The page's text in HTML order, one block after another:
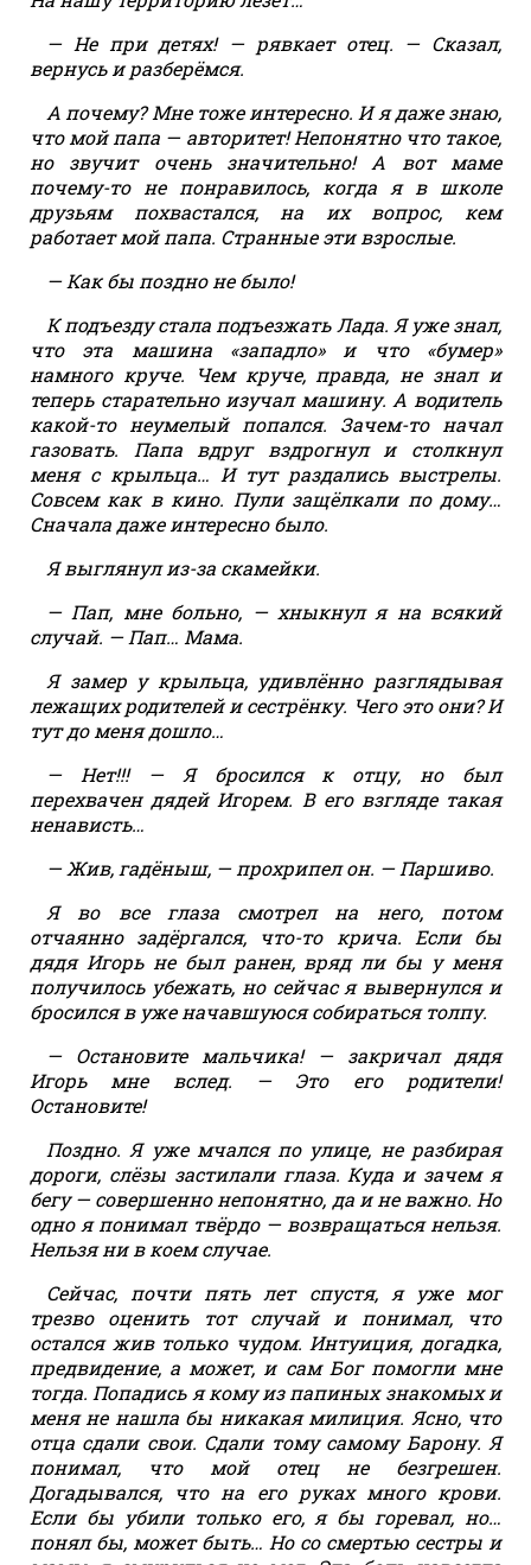
— Не при детях! — рявкает отец. — Сказал,
вернусь и разберёмся.
А почему? Мне тоже интересно. И я даже знаю,
что мой папа — авторитет! Непонятно что такое,
но звучит очень значительно! А вот маме
почему-то не понравилось, когда я в школе
друзьям похвастался, на их вопрос, кем
работает мой папа. Странные эти взрослые.
— Как бы поздно не было!
К подъезду стала подъезжать Лада. Я уже знал,
что эта машина «западло» и что «бумер»
намного круче. Чем круче, правда, не знал и
теперь старательно изучал машину. А водитель
какой-то неумелый попался. Зачем-то начал
газовать. Папа вдруг вздрогнул и столкнул
меня с крыльца… И тут раздались выстрелы.
Совсем как в кино. Пули защёлкали по дому…
Сначала даже интересно было.
Я выглянул из-за скамейки.
— Пап, мне больно, — хныкнул я на всякий
случай. — Пап… Мама.
Я замер у крыльца, удивлённо разглядывая
лежащих родителей и сестрёнку. Чего это они? И
тут до меня дошло…
— Нет!!! — Я бросился к отцу, но был
перехвачен дядей Игорем. В его взгляде такая
ненависть…
— Жив, гадёныш, — прохрипел он. — Паршиво.
Я во все глаза смотрел на него, потом
отчаянно задёргался, что-то крича. Если бы
дядя Игорь не был ранен, вряд ли бы у меня
получилось убежать, но сейчас я вывернулся и
бросился в уже начавшуюся собираться толпу.
— Остановите мальчика! — закричал дядя
Игорь мне вслед. — Это его родители!
Остановите!
Поздно. Я уже мчался по улице, не разбирая
дороги, слёзы застилали глаза. Куда и зачем я
бегу — совершенно непонятно, да и не важно. Но
одно я понимал твёрдо — возвращаться нельзя.
Нельзя ни в коем случае.
Сейчас, почти пять лет спустя, я уже мог
трезво оценить тот случай и понимал, что
остался жив только чудом. Интуиция, догадка,
предвидение, а может, и сам Бог помогли мне
тогда. Попадись я кому из папиных знакомых и
меня не нашла бы никакая милиция. Ясно, что
отца сдали свои. Сдали тому самому Барону. Я
понимал, что мой отец не безгрешен.
Догадывался, что на его руках много крови.
Если бы убили только его, я бы горевал, но…
понял бы, может быть… Но со смертью сестры и